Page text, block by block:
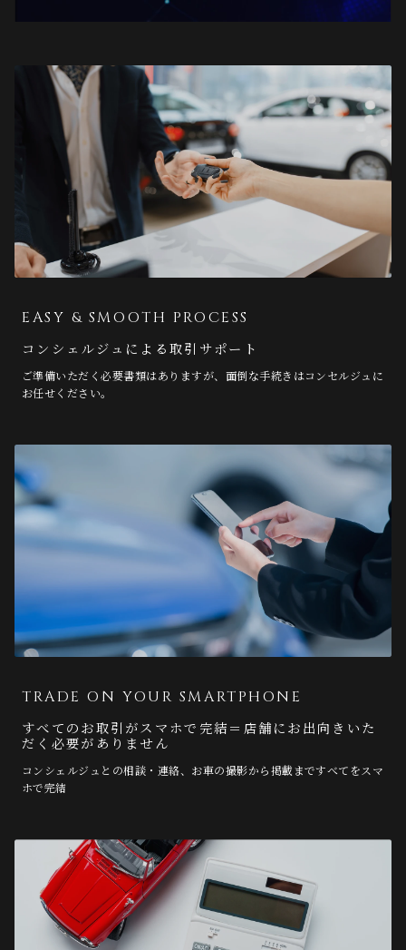
EASY & SMOOTH PROCESS
コンシェルジュによる取引サポート
ご準備いただく必要書類はありますが、面倒な手続きはコンセルジュに
お任せください。
TRADE ON YOUR SMARTPHONE
すべてのお取引がスマホで完結＝店舗にお出向きいた
だく必要がありません
コンシェルジュとの相談・連絡、お車の撮影から掲載まですべてをスマ
ホで完結